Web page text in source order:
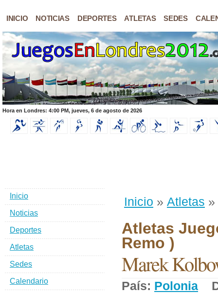
INICIO NOTICIAS DEPORTES ATLETAS SEDES
Hora en Londres: 4:00 PM, jueves, 6 de agosto de 2026
Inicio » Atletas »
Atletas
Remo )
Marek
País: Polonia
Inicio
Noticias
Deportes
Atletas
Sedes
Calendario